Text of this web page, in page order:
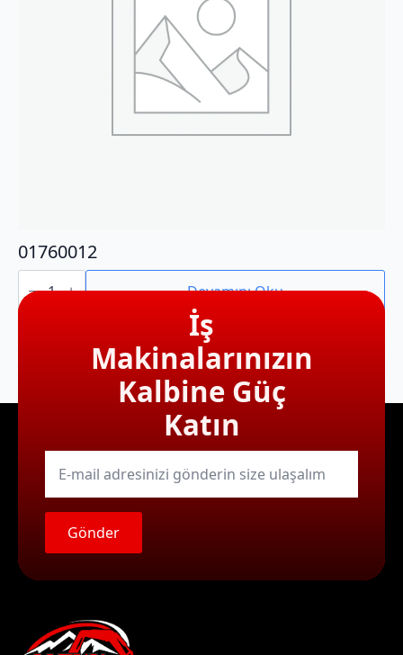
01760012
01760012
adet Devamını Oku
İş
Makinalarınızın
Kalbine Güç
Katın
E-
mail
Gönder